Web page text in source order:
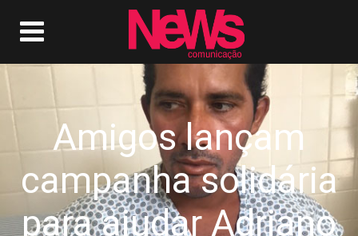
Amigos lançam
campanha solidária
para ajudar Adriano